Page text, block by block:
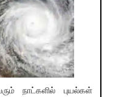
நாட்களில் புயல்கள்